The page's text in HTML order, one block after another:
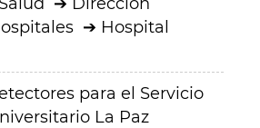
Hospital
para el Servicio
La Paz